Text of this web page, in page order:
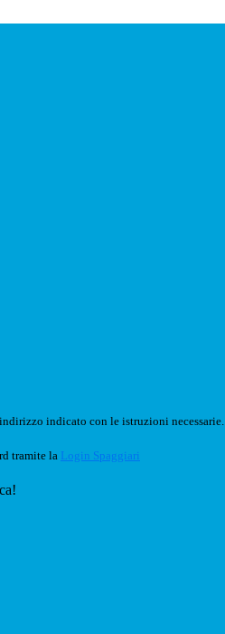
indicato con le istruzioni necessarie.
tramite la Login Spaggiari